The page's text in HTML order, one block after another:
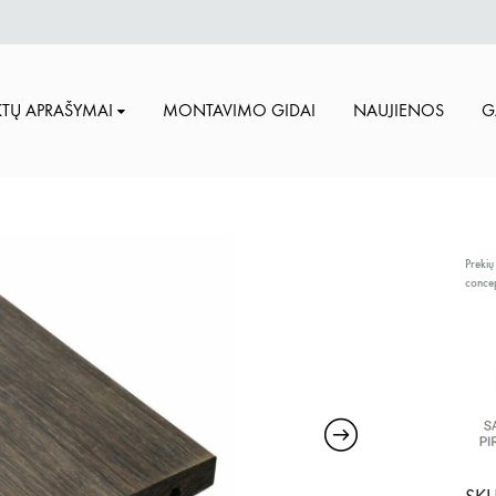
APRAŠYMAI MONTAVIMO GIDAI NAUJIENOS